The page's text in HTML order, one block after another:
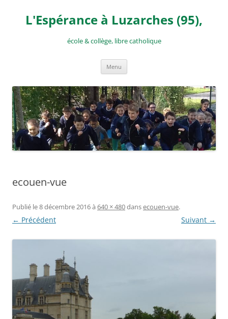
contenu
L'Espérance à Luzarches (95),
école & collège, libre catholique
Menu
ecouen-vue
Publié le8 décembre 2016à 640 × 480dansecouen-vue.
← Précédent Suivant →